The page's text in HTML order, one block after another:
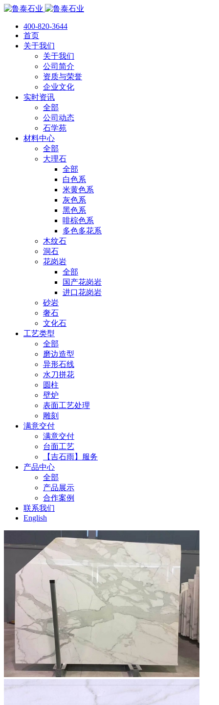
400-820-3644
首页
关于我们
关于我们
公司简介
资质与荣誉
企业文化
实时资讯
全部
公司动态
石学苑
材料中心
全部
大理石
全部
白色系
米黄色系
灰色系
黑色系
啡棕色系
多色多花系
木纹石
洞石
花岗岩
全部
国产花岗岩
进口花岗岩
砂岩
奢石
文化石
工艺类型
全部
磨边造型
异形石线
水刀拼花
圆柱
壁炉
表面工艺处理
雕刻
满意交付
满意交付
台面工艺
【吉石雨】服务
产品中心
全部
产品展示
合作案例
联系我们
English